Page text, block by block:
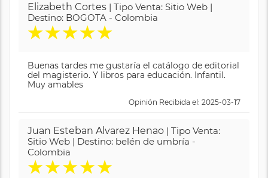
Elizabeth Cortes | Tipo Venta: Sitio Web |
Destino: BOGOTA - Colombia
★★★★★
Buenas tardes me gustaría el catálogo de editorial
del magisterio. Y libros para educación. Infantil.
Muy amables
Opinión Recibida el: 2025-03-17
Juan Esteban Alvarez Henao | Tipo Venta:
Sitio Web | Destino: belén de umbría -
Colombia
★★★★★